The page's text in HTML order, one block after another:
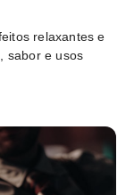
relaxantes e
sabor e usos